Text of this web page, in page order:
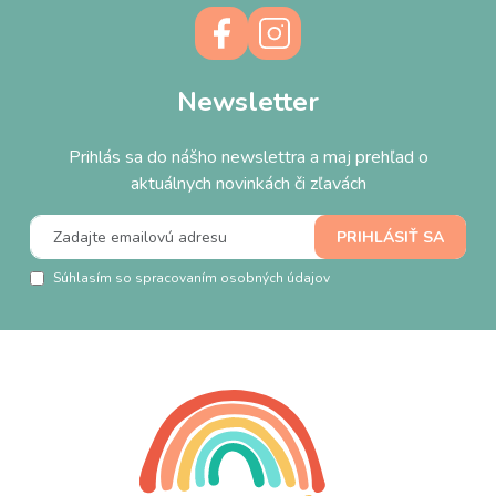
Newsletter
Prihlás sa do nášho newslettra a maj prehľad o
aktuálnych novinkách či zľavách
Súhlasím so spracovaním osobných údajov